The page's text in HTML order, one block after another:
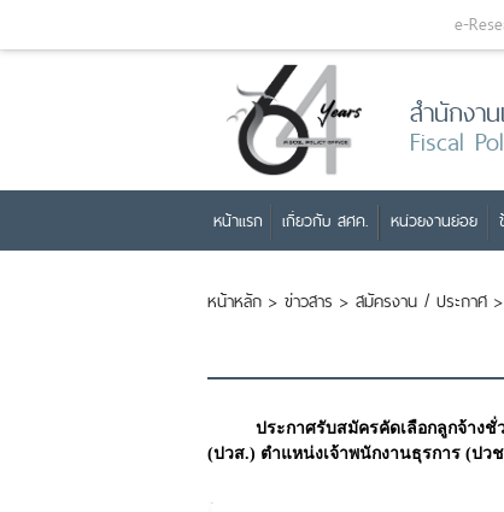
e-
สำนักงา
Fiscal
หน้าแรก เกี่ยวกับ สศค. หน่วยงานย่อย
หน้าหลัก > ข่าวสาร > สมัครงาน / ประกาศ >
ประกาศรับสมัครคัดเลือกลูกจ้าง
(ปวส.) ตำแหน่งเจ้าพนักงานธุรการ (ป